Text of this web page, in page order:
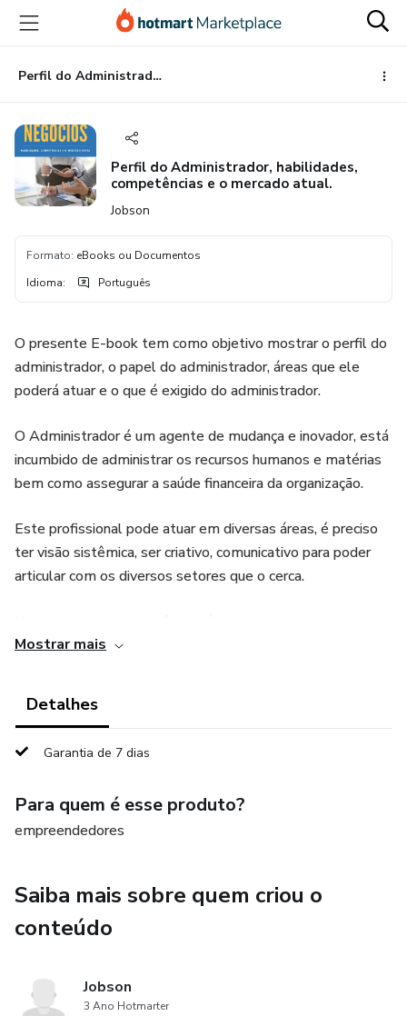
para
conteúdo
principal
para
pagamento
para
rodapé
Perfil do Administrador, habilidades, competências e o mercado atual.
Perfil do Administrador, habilidades,
competências e o mercado atual.
Jobson
Formato: eBooks ou Documentos
Idioma: Português
O presente E-book tem como objetivo mostrar o perfil do
administrador, o papel do administrador, áreas que ele
poderá atuar e o que é exigido do administrador.
O Administrador é um agente de mudança e inovador, está
incumbido de administrar os recursos humanos e matérias
bem como assegurar a saúde financeira da organização.
Este profissional pode atuar em diversas áreas, é preciso
ter visão sistêmica, ser criativo, comunicativo para poder
articular com os diversos setores que o cerca.
técnica específica cursos extracurriculares, pós - graduação,
Mostrar mais
Detalhes
Garantia de 7 dias
Para quem é esse produto?
empreendedores
Saiba mais sobre quem criou o
conteúdo
Jobson
3 Ano Hotmarter